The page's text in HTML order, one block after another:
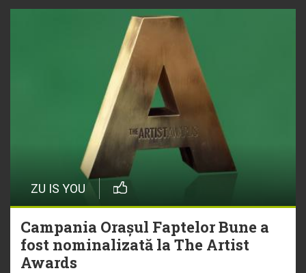
ZU IS YOU
Campania Orașul Faptelor Bune a
fost nominalizată la The Artist
Awards